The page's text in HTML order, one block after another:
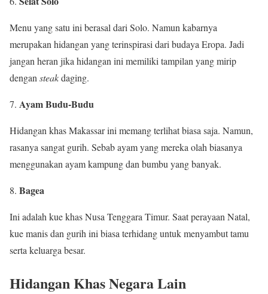
Menu yang satu ini berasal dari Solo. Namun kabarnya
merupakan hidangan yang terinspirasi dari budaya Eropa. Jadi
jangan heran jika hidangan ini memiliki tampilan yang mirip
dengan steakdaging.
Ayam Budu-Budu
Hidangan khas Makassar ini memang terlihat biasa saja. Namun,
rasanya sangat gurih. Sebab ayam yang mereka olah biasanya
menggunakan ayam kampung dan bumbu yang banyak.
Bagea
Ini adalah kue khas Nusa Tenggara Timur. Saat perayaan Natal,
kue manis dan gurih ini biasa terhidang untuk menyambut tamu
serta keluarga besar.
Hidangan Khas Negara Lain